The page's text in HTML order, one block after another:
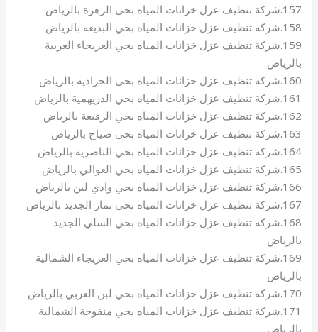
157.شركة تنظيف عزل خزانات المياه بحي الزهرة بالرياض
158.شركة تنظيف عزل خزانات المياه بحي البديعة بالرياض
159.شركة تنظيف عزل خزانات المياه بحي العريجاء الغربية
بالرياض
160.شركة تنظيف عزل خزانات المياه بحي الجرادية بالرياض
161.شركة تنظيف عزل خزانات المياه بحي الدريهمية بالرياض
162.شركة تنظيف عزل خزانات المياه بحي الرفيعة بالرياض
163.شركة تنظيف عزل خزانات المياه بحي صياح بالرياض
164.شركة تنظيف عزل خزانات المياه بحي الناصرية بالرياض
165.شركة تنظيف عزل خزانات المياه بحي العوالي بالرياض
166.شركة تنظيف عزل خزانات المياه بحي وادي لبن بالرياض
167.شركة تنظيف عزل خزانات المياه بحي نمار الجديد بالرياض
168.شركة تنظيف عزل خزانات المياه بحي السلي الجديد
بالرياض
169.شركة تنظيف عزل خزانات المياه بحي العريجاء الشمالية
بالرياض
170.شركة تنظيف عزل خزانات المياه بحي لبن الغربي بالرياض
171.شركة تنظيف عزل خزانات المياه بحي منفوحة الشمالية
بالرياض